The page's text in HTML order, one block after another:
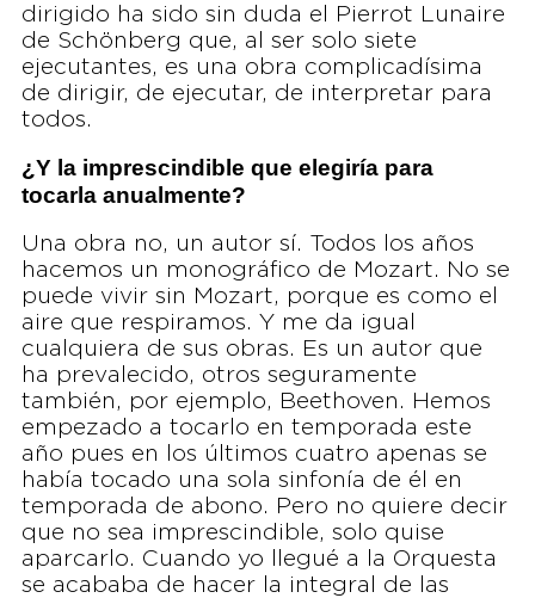
dirigido ha sido sin duda el Pierrot Lunaire
de Schönberg que, al ser solo siete
ejecutantes, es una obra complicadísima
de dirigir, de ejecutar, de interpretar para
todos.
¿Y la imprescindible que elegiría para
tocarla anualmente?
Una obra no, un autor sí. Todos los años
hacemos un monográfico de Mozart. No se
puede vivir sin Mozart, porque es como el
aire que respiramos. Y me da igual
cualquiera de sus obras. Es un autor que
ha prevalecido, otros seguramente
también, por ejemplo, Beethoven. Hemos
empezado a tocarlo en temporada este
año pues en los últimos cuatro apenas se
había tocado una sola sinfonía de él en
temporada de abono. Pero no quiere decir
que no sea imprescindible, solo quise
aparcarlo. Cuando yo llegué a la Orquesta
se acababa de hacer la integral de las